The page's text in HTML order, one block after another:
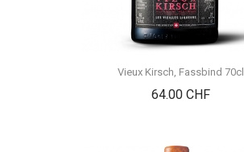
Vieux Kirsch, Fassbind 70cl
64.00 CHFPrix